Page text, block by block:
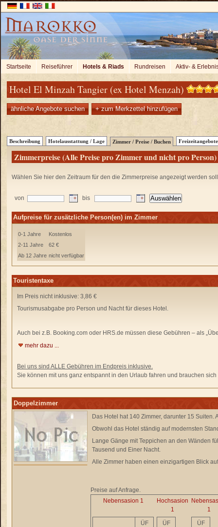
Startseite Reiseführer Hotels & Riads Rundreisen Aktiv- &
Hotel El Minzah Tangier (ex Hotel Menzah)
ähnliche Angebote suchen + zum Merkzettel hinzufügen
Beschreibung Hotelausstattung / Lage Zimmer / Preise / Buchen Freizeitangebote
Zimmerpreise (Alle Preise pro Zimmer und nicht pro Person)
Wählen Sie hier den Zeitraum für den die Zimmerpreise angezeigt werden
von bis
Aufpreise für zusätzliche Person(en) im Zimmer
0-1 Jahre
Kostenlos
2-11 Jahre
62 €
Ab 12 Jahre nicht verfügbar
Touristentaxe
Im Preis nicht inklusive: 3,86 €
Tourismusabgabe pro Person und Nacht für dieses Hotel.
Auch bei z.B. Booking.com oder HRS.de müssen diese Gebühren – als
mehr dazu ...
Bei uns sind ALLE Gebühren im Endpreis inklusive.
Sie können mit uns ganz entspannt in den Urlaub fahren und brauchen
Doppelzimmer
Das Hotel hat 140 Zimmer, darunter 15
Obwohl das Hotel ständig auf modernsten
Lange Gänge mit Teppichen an den Wänden
Tausend und Einer Nacht.
Alle Zimmer haben einen einzigartigen Blick
Preise auf Anfrage.
Nebensasion 1
Hochsasion
1
1
ÜF
ÜF
ÜF